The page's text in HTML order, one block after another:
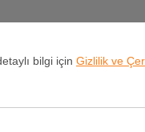
bilgi için Gizlilik ve